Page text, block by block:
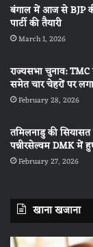
बंगाल में आज से BJP की
पार्टी की तैयारी
March 1, 2026
राज्यसभा चुनाव: TMC
समेत चार चेहरों पर
February 28, 2026
तमिलनाडु की
पन्नीरसेल्वम DMK में
February 27, 2026
खाना खजाना